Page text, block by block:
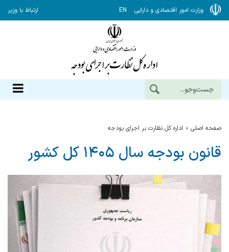
وزارت امور اقتصادی و دارایی EN ارتباط با وزیر
صفحه اصلی اداره كل نظارت بر اجراي بودجه
قانون بودجه سال ۱۴۰۵ کل کشور